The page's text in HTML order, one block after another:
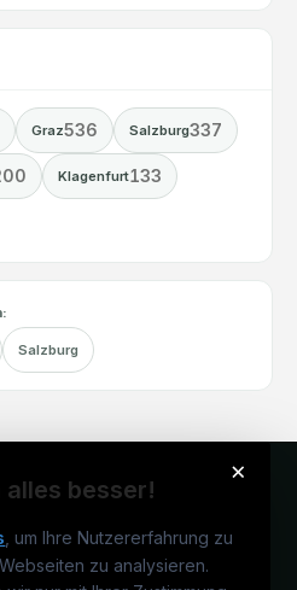
Graz536 Salzburg337
Klagenfurt133
Salzburg
×
besser!
, um Ihre Nutzererfahrung zu
zu analysieren.